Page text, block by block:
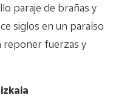
paraje de brañas y
siglos en un paraíso
reponer fuerzas y